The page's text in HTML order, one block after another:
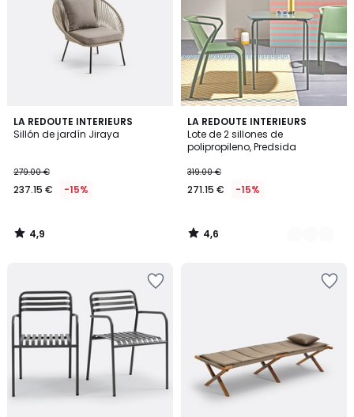
LA REDOUTE INTERIEURS
Sillón de jardín Jiraya
279.00 €
237.15 € -15%
4,9
/ 5
4,9
/
LA REDOUTE INTERIEURS
Lote de 2 sillones de
polipropileno, Predsida
319.00 €
271.15 € -15%
4,6
/ 5
2
Colores
4,6
/